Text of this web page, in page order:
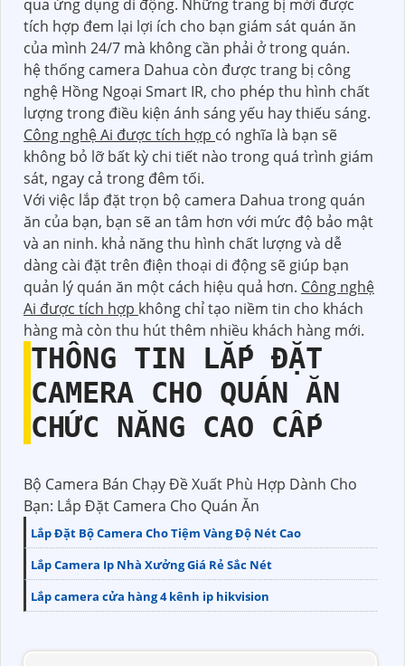
qua ứng dụng di động. Những trang bị mới được
tích hợp đem lại lợi ích cho bạn giám sát quán ăn
của mình 24/7 mà không cần phải ở trong quán.
hệ thống camera Dahua còn được trang bị công
nghệ Hồng Ngoại Smart IR, cho phép thu hình chất
lượng trong điều kiện ánh sáng yếu hay thiếu sáng.
Công nghệ Ai được tích hợp có nghĩa là bạn sẽ
không bỏ lỡ bất kỳ chi tiết nào trong quá trình giám
sát, ngay cả trong đêm tối.
Với việc lắp đặt trọn bộ camera Dahua trong quán
ăn của bạn, bạn sẽ an tâm hơn với mức độ bảo mật
và an ninh. khả năng thu hình chất lượng và dễ
dàng cài đặt trên điện thoại di động sẽ giúp bạn
quản lý quán ăn một cách hiệu quả hơn. Công nghệ
Ai được tích hợp không chỉ tạo niềm tin cho khách
hàng mà còn thu hút thêm nhiều khách hàng mới.
THÔNG TIN LẮP ĐẶT
CAMERA CHO QUÁN ĂN
CHỨC NĂNG CAO CẤP
Bộ Camera Bán Chạy Đề Xuất Phù Hợp Dành Cho
Bạn: Lắp Đặt Camera Cho Quán Ăn
Lắp Đặt Bộ Camera Cho Tiệm Vàng Độ Nét Cao
Lắp Camera Ip Nhà Xưởng Giá Rẻ Sắc Nét
Lắp camera cửa hàng 4 kênh ip hikvision